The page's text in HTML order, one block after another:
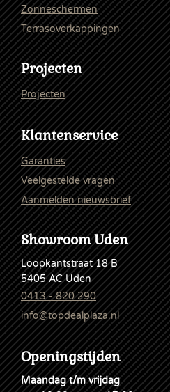
Zonneschermen
Terrasoverkappingen
Projecten
Projecten
Klantenservice
Garanties
Veelgestelde vragen
Aanmelden nieuwsbrief
Showroom Uden
Loopkantstraat 18 B
5405 AC Uden
0413 - 820 290
info@topdealplaza.nl
Openingstijden
Maandag t/m vrijdag